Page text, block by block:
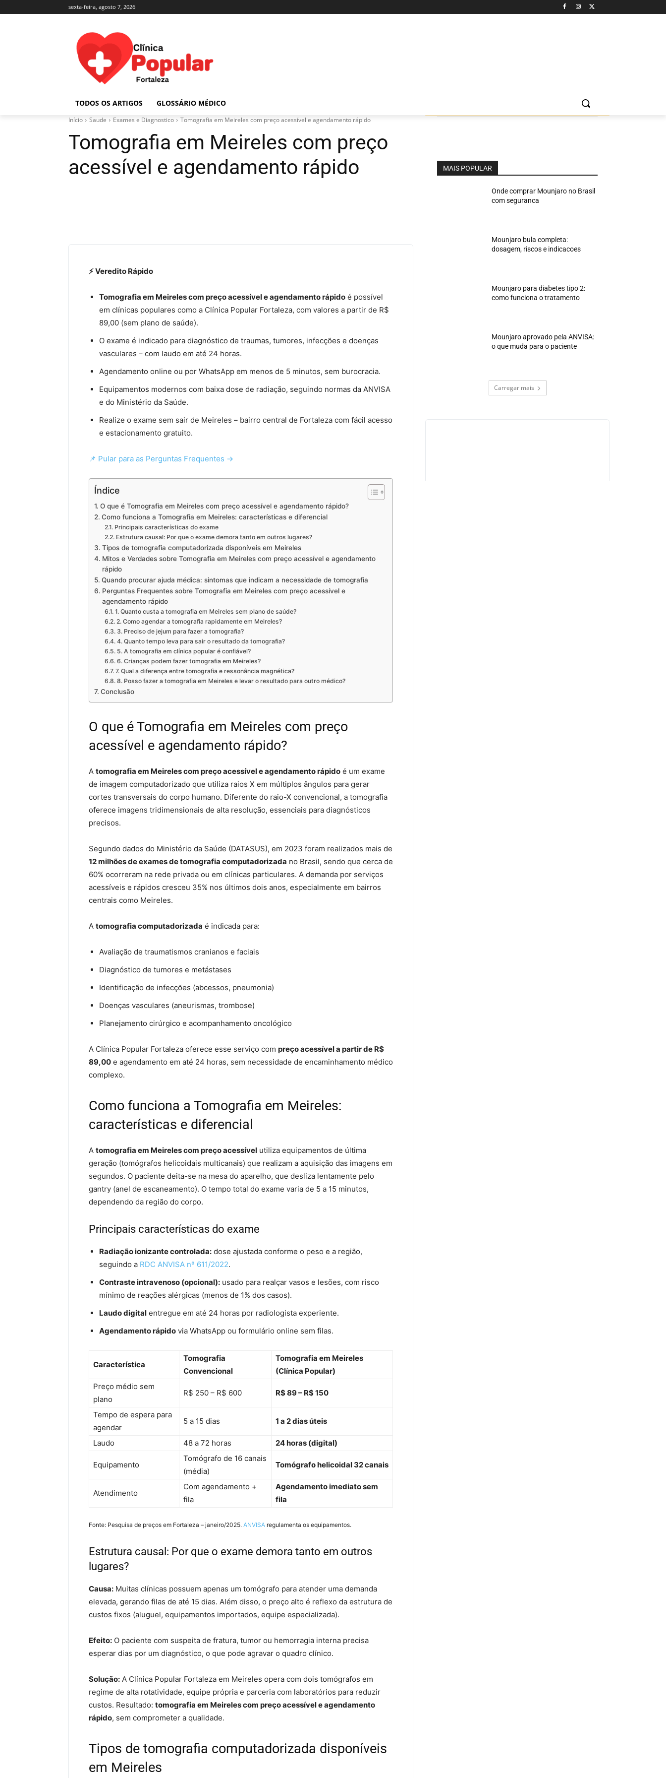
sexta-feira, agosto 7, 2026
TODOS OS ARTIGOS GLOSSÁRIO MÉDICO
Início Saude Exames e Diagnostico Tomografia em Meireles com preço acessível e agendamento rápido
Tomografia em Meireles com preço
acessível e agendamento rápido
⚡ Veredito Rápido
Tomografia em Meireles com preço acessível e agendamento rápido é possível
em clínicas populares como a Clínica Popular Fortaleza, com valores a partir de R$
89,00 (sem plano de saúde).
O exame é indicado para diagnóstico de traumas, tumores, infecções e doenças
vasculares – com laudo em até 24 horas.
Agendamento online ou por WhatsApp em menos de 5 minutos, sem burocracia.
Equipamentos modernos com baixa dose de radiação, seguindo normas da ANVISA
e do Ministério da Saúde.
Realize o exame sem sair de Meireles – bairro central de Fortaleza com fácil acesso
e estacionamento gratuito.
📌 Pular para as Perguntas Frequentes →
Índice
O que é Tomografia em Meireles com preço acessível e agendamento rápido?
Como funciona a Tomografia em Meireles: características e diferencial
Principais características do exame
Estrutura causal: Por que o exame demora tanto em outros lugares?
Tipos de tomografia computadorizada disponíveis em Meireles
Mitos e Verdades sobre Tomografia em Meireles com preço acessível e agendamento
rápido
Quando procurar ajuda médica: sintomas que indicam a necessidade de tomografia
Perguntas Frequentes sobre Tomografia em Meireles com preço acessível e
agendamento rápido
1. Quanto custa a tomografia em Meireles sem plano de saúde?
2. Como agendar a tomografia rapidamente em Meireles?
3. Preciso de jejum para fazer a tomografia?
4. Quanto tempo leva para sair o resultado da tomografia?
5. A tomografia em clínica popular é confiável?
6. Crianças podem fazer tomografia em Meireles?
7. Qual a diferença entre tomografia e ressonância magnética?
8. Posso fazer a tomografia em Meireles e levar o resultado para outro médico?
Conclusão
O que é Tomografia em Meireles com preço
acessível e agendamento rápido?
A tomografia em Meireles com preço acessível e agendamento rápido é um exame
de imagem computadorizado que utiliza raios X em múltiplos ângulos para gerar
cortes transversais do corpo humano. Diferente do raio-X convencional, a tomografia
oferece imagens tridimensionais de alta resolução, essenciais para diagnósticos
precisos.
Segundo dados do Ministério da Saúde (DATASUS), em 2023 foram realizados mais de
12 milhões de exames de tomografia computadorizada no Brasil, sendo que cerca de
60% ocorreram na rede privada ou em clínicas particulares. A demanda por serviços
acessíveis e rápidos cresceu 35% nos últimos dois anos, especialmente em bairros
centrais como Meireles.
A tomografia computadorizada é indicada para:
Avaliação de traumatismos cranianos e faciais
Diagnóstico de tumores e metástases
Identificação de infecções (abcessos, pneumonia)
Doenças vasculares (aneurismas, trombose)
Planejamento cirúrgico e acompanhamento oncológico
A Clínica Popular Fortaleza oferece esse serviço com preço acessível a partir de R$
89,00 e agendamento em até 24 horas, sem necessidade de encaminhamento médico
complexo.
Como funciona a Tomografia em Meireles:
características e diferencial
A tomografia em Meireles com preço acessível utiliza equipamentos de última
geração (tomógrafos helicoidais multicanais) que realizam a aquisição das imagens em
segundos. O paciente deita-se na mesa do aparelho, que desliza lentamente pelo
gantry (anel de escaneamento). O tempo total do exame varia de 5 a 15 minutos,
dependendo da região do corpo.
Principais características do exame
Radiação ionizante controlada: dose ajustada conforme o peso e a região,
seguindo a RDC ANVISA nº 611/2022.
Contraste intravenoso (opcional): usado para realçar vasos e lesões, com risco
mínimo de reações alérgicas (menos de 1% dos casos).
Laudo digital entregue em até 24 horas por radiologista experiente.
Agendamento rápido via WhatsApp ou formulário online sem filas.
Característica
Tomografia
Convencional
Tomografia em Meireles
(Clínica Popular)
Preço médio sem
plano
R$ 250 – R$ 600 R$ 89 – R$ 150
Tempo de espera para
agendar
5 a 15 dias 1 a 2 dias úteis
Laudo 48 a 72 horas 24 horas (digital)
Equipamento
Tomógrafo de 16 canais
(média)
Tomógrafo helicoidal 32 canais
Atendimento
Com agendamento +
fila
Agendamento imediato sem
fila
Fonte: Pesquisa de preços em Fortaleza – janeiro/2025. ANVISA regulamenta os equipamentos.
Estrutura causal: Por que o exame demora tanto em outros
lugares?
Causa: Muitas clínicas possuem apenas um tomógrafo para atender uma demanda
elevada, gerando filas de até 15 dias. Além disso, o preço alto é reflexo da estrutura de
custos fixos (aluguel, equipamentos importados, equipe especializada).
Efeito: O paciente com suspeita de fratura, tumor ou hemorragia interna precisa
esperar dias por um diagnóstico, o que pode agravar o quadro clínico.
Solução: A Clínica Popular Fortaleza em Meireles opera com dois tomógrafos em
regime de alta rotatividade, equipe própria e parceria com laboratórios para reduzir
custos. Resultado: tomografia em Meireles com preço acessível e agendamento
rápido, sem comprometer a qualidade.
Tipos de tomografia computadorizada disponíveis
em Meireles
MAIS POPULAR
Onde comprar Mounjaro no Brasil
com seguranca
Mounjaro bula completa:
dosagem, riscos e indicacoes
Mounjaro para diabetes tipo 2:
como funciona o tratamento
Mounjaro aprovado pela ANVISA:
o que muda para o paciente
Carregar mais